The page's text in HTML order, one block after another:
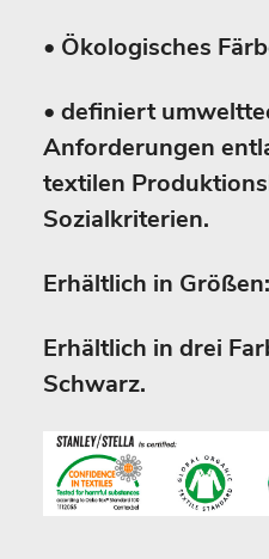
• Ökologisches
• definiert
Anforderungen
textilen
Sozialkriterien.
Erhältlich in
Erhältlich in drei
Schwarz.